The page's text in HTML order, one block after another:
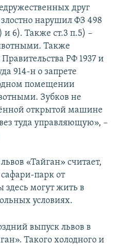
друг
злостно нарушил ФЗ 498
и 6). Также ст.3 п.5) –
Также
РФ 1937 и
914-н о запрете
помещении
Зубков не
открытой машине
туда управляющую», –
«Тайган» считает,
сафари-парк от
здесь могут жить в
условиях.
выпуск львов в
Такого холодного и